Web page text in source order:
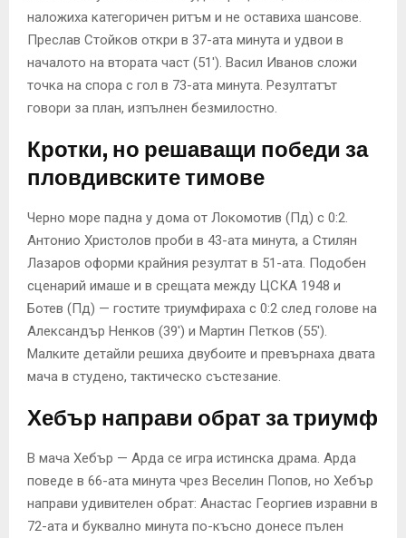
наложиха категоричен ритъм и не оставиха шансове.
Преслав Стойков откри в 37-ата минута и удвои в
началото на втората част (51′). Васил Иванов сложи
точка на спора с гол в 73-ата минута. Резултатът
говори за план, изпълнен безмилостно.
Кротки, но решаващи победи за
пловдивските тимове
Черно море падна у дома от Локомотив (Пд) с 0:2.
Антонио Христолов проби в 43-ата минута, а Стилян
Лазаров оформи крайния резултат в 51-ата. Подобен
сценарий имаше и в срещата между ЦСКА 1948 и
Ботев (Пд) — гостите триумфираха с 0:2 след голове на
Александър Ненков (39′) и Мартин Петков (55′).
Малките детайли решиха двубоите и превърнаха двата
мача в студено, тактическо състезание.
Хебър направи обрат за триумф
В мача Хебър — Арда се игра истинска драма. Арда
поведе в 66-ата минута чрез Веселин Попов, но Хебър
направи удивителен обрат: Анастас Георгиев изравни в
72-ата и буквално минута по-късно донесе пълен